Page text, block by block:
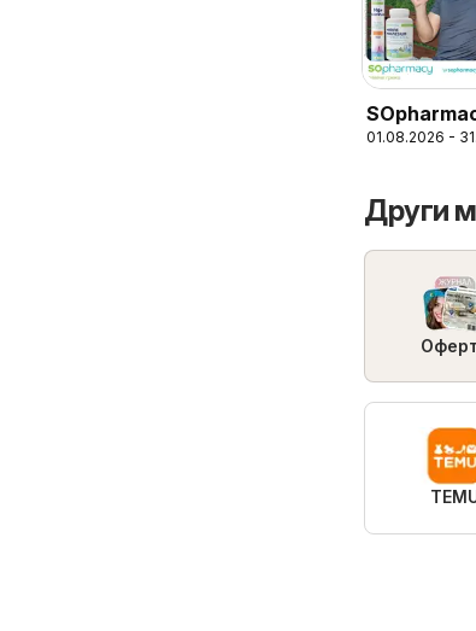
брошура
01.08.2026 -
Други